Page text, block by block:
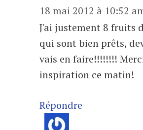
18 mai 2012 à 10:52
J'ai justement 8 fruits
qui sont bien prêts,
vais en faire!!!!!!!!
inspiration ce matin!
Répondre